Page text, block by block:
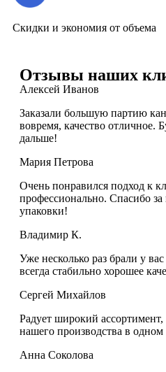
Скидки и экономия от объема
Отзывы наших
Алексей Иванов
Заказали большую партию
вовремя, качество отличное.
дальше!
Мария Петрова
Очень понравился подход к
профессионально. Спасибо
упаковки!
Владимир К.
Уже несколько раз брали у
всегда стабильно хорошее
Сергей Михайлов
Радует широкий
нашего производства в одном
Анна Соколова